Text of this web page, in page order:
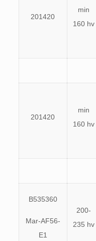
201420
min
160 hv
201420
min
160 hv
B535360
Mar-AF56-
E1
200-
235 hv